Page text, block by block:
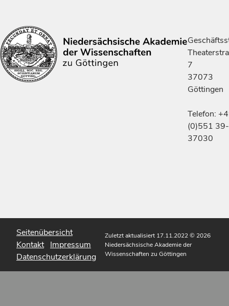
7
37073
Göttingen
Telefon:
(0)551 39-
37030
Seitenübersicht
Kontakt Impressum
Datenschutzerklärung
Zuletzt aktualisiert 17.11.2022© 2026
Niedersächsische Akademie der
Wissenschaften zu Göttingen